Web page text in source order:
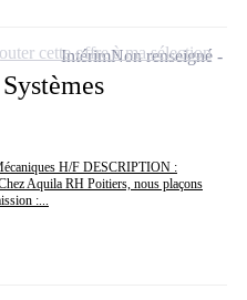
H/F DESCRIPTION :
Aquila RH Poitiers, nous plaçons
:...
IntérimNon renseigné
cette offre à ma sélection